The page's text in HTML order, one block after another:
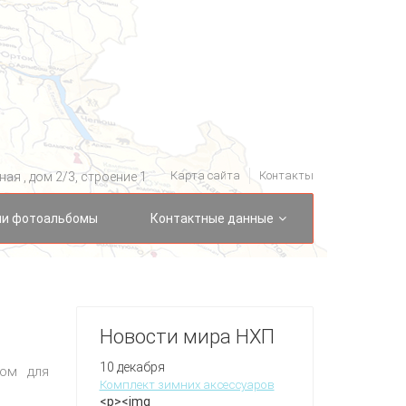
, дом 2/3, строение 1 Карта сайта Контакты
фотоальбомы Контактные данные
для
Новости мира НХП
10 декабря
Комплект зимних аксессуаров
<p><img